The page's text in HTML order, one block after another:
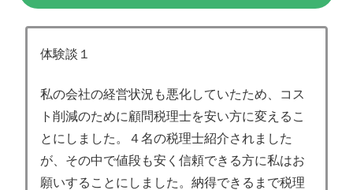
体験談１
私の会社の経営状況も悪化していたため、コス
ト削減のために顧問税理士を安い方に変えるこ
とにしました。４名の税理士紹介されました
が、その中で値段も安く信頼できる方に私はお
願いすることにしました。納得できるまで税理